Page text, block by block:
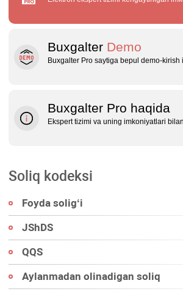
Buxgalter Demo
Buxgalter Pro saytiga bepul demo‑kirish
Buxgalter Pro haqida
Ekspert tizimi va uning imkoniyatlari
Soliq kodeksi
Foyda soligʻi
JShDS
QQS
Aylanmadan olinadigan soliq